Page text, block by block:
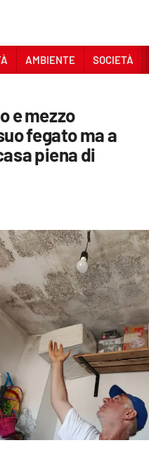
AMBIENTE SOCIETÀ
e mezzo
fegato ma a
piena di